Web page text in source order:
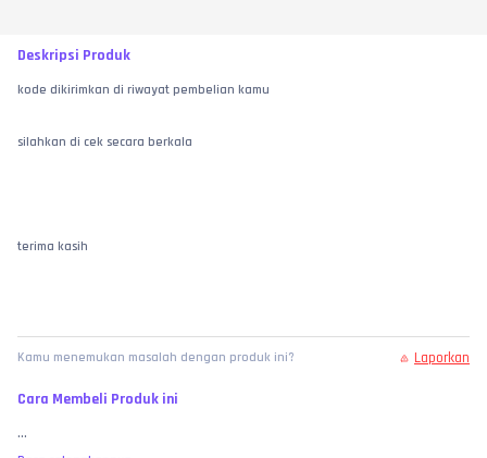
Deskripsi Produk
kode dikirimkan di riwayat pembelian kamu
silahkan di cek secara berkala
terima kasih
Kamu menemukan masalah dengan produk ini? Laporkan
Cara Membeli Produk ini
...